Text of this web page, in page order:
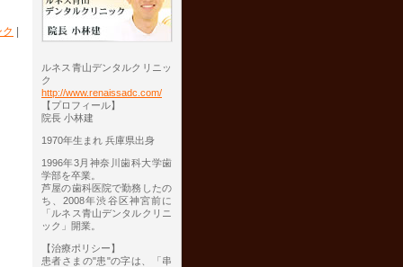
ルネス青山デンタルクリニッ
ク
http://www.renaissadc.com/
【プロフィール】
院長 小林建
1970年生まれ 兵庫県出身
1996年3月神奈川歯科大学歯
学部を卒業。
芦屋の歯科医院で勤務したの
ち、2008年渋谷区神宮前に
「ルネス青山デンタルクリニ
ック」開業。
【治療ポリシー】
患者さまの"患"の字は、「串